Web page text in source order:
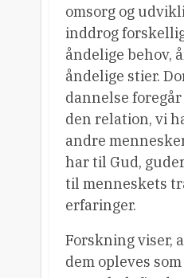
omsorg og
inddrog
åndelige behov,
åndelige stier.
dannelse
den relation, vi
andre
har til Gud,
til menneskets
erfaringer.
Forskning viser,
dem opleves